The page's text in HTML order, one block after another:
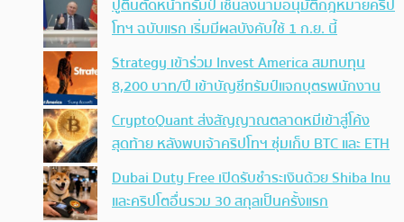
ปูตินตัดหน้าทรัมป์ เซ็นลงนามอนุมัติกฎหมายคริป
โทฯ ฉบับแรก เริ่มมีผลบังคับใช้ 1 ก.ย. นี้
Strategy เข้าร่วม Invest America สมทบทุน
8,200 บาท/ปี เข้าบัญชีทรัมป์แจกบุตรพนักงาน
CryptoQuant ส่งสัญญาณตลาดหมีเข้าสู่โค้ง
สุดท้าย หลังพบเจ้าคริปโทฯ ซุ่มเก็บ BTC และ ETH
Dubai Duty Free เปิดรับชำระเงินด้วย Shiba Inu
และคริปโตอื่นรวม 30 สกุลเป็นครั้งแรก